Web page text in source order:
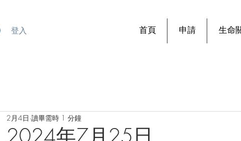
首頁 申請 生命
登入
2月4日 讀畢需時 1 分鐘